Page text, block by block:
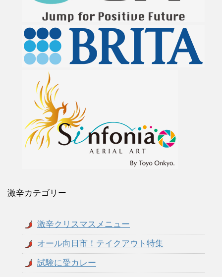
激辛カテゴリー
激辛クリスマスメニュー
オール向日市！テイクアウト特集
試験に受カレー